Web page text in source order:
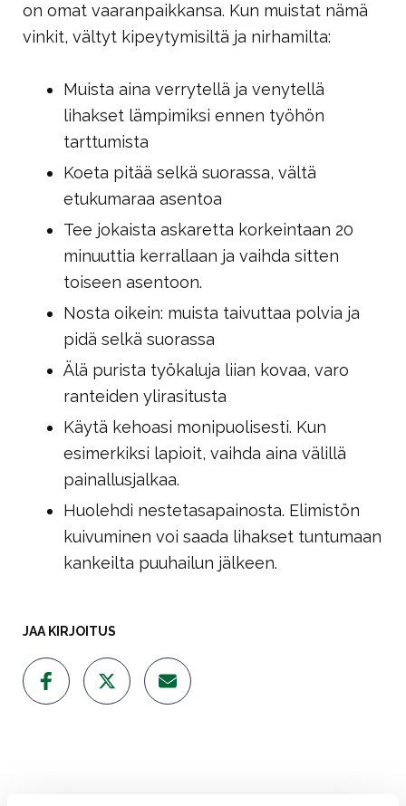
on omat vaaranpaikkansa. Kun muistat nämä
vinkit, vältyt kipeytymisiltä ja nirhamilta:
Muista aina verrytellä ja venytellä
lihakset lämpimiksi ennen työhön
tarttumista
Koeta pitää selkä suorassa, vältä
etukumaraa asentoa
Tee jokaista askaretta korkeintaan 20
minuuttia kerrallaan ja vaihda sitten
toiseen asentoon.
Nosta oikein: muista taivuttaa polvia ja
pidä selkä suorassa
Älä purista työkaluja liian kovaa, varo
ranteiden ylirasitusta
Käytä kehoasi monipuolisesti. Kun
esimerkiksi lapioit, vaihda aina välillä
painallusjalkaa.
Huolehdi nestetasapainosta. Elimistön
kuivuminen voi saada lihakset tuntumaan
kankeilta puuhailun jälkeen.
JAA KIRJOITUS